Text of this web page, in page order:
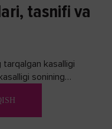
tasnifi va
kasalligi
sonining